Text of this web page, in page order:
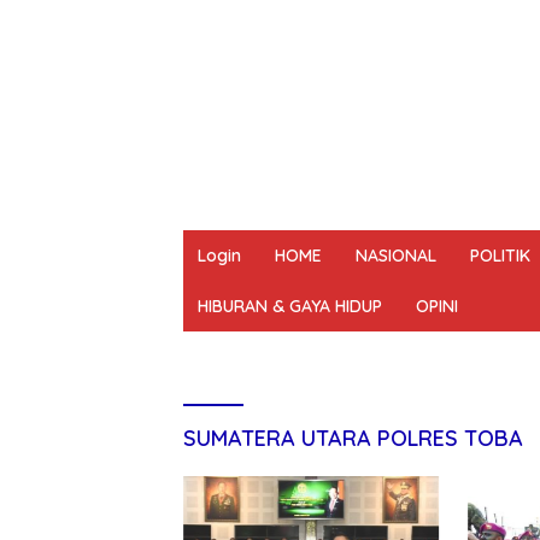
Login HOME NASIONAL POLITIK
HIBURAN & GAYA HIDUP OPINI
SUMATERA UTARA POLRES TOBA